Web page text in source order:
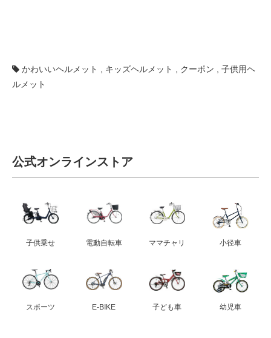
かわいいヘルメット キッズヘルメット クーポン
子供用ヘ
ルメット
公式オンラインストア
子供乗せ 電動自転車 ママチャリ 小径車
スポーツ E-BIKE 子ども車 幼児車